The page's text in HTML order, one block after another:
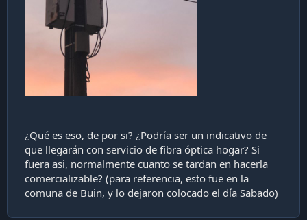
¿Qué es eso, de por si? ¿Podría ser un indicativo de
que llegarán con servicio de fibra óptica hogar? Si
fuera asi, normalmente cuanto se tardan en hacerla
comercializable? (para referencia, esto fue en la
comuna de Buin, y lo dejaron colocado el día Sabado)